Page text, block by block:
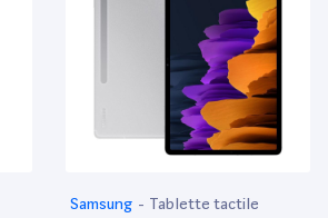
Samsung - Tablette tactile